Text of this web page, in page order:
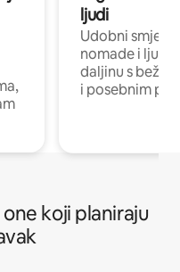
ljudi
Udobni
nomade i ljude
daljinu s
i posebnim
koji planiraju